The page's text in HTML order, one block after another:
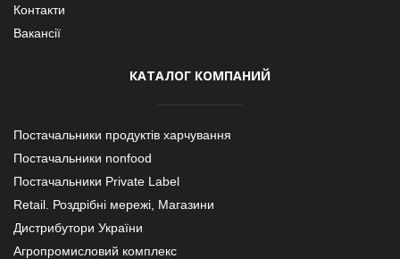
Контакти
Вакансії
КАТАЛОГ КОМПАНИЙ
Постачальники продуктів харчування
Постачальники nonfood
Постачальники Private Label
Retail. Роздрібні мережі, Магазини
Дистрибутори України
Агропромисловий комплекс